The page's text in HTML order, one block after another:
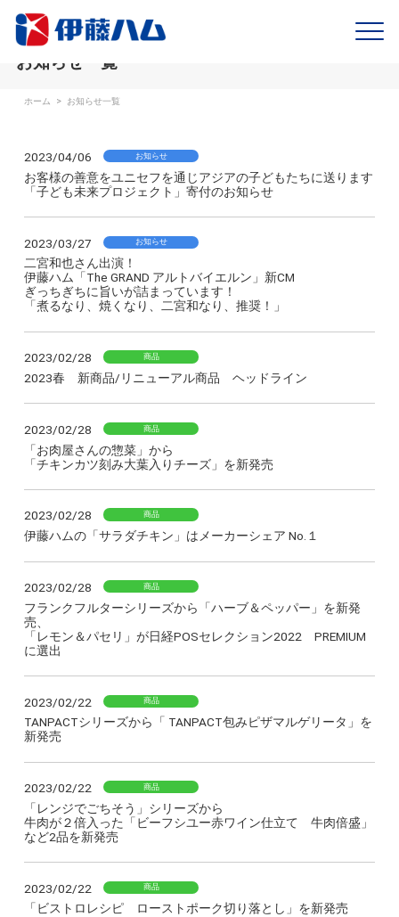
お知らせ一覧
ホーム > お知らせ一覧
2023/04/06 お知らせ
お客様の善意をユニセフを通じアジアの子どもたちに送ります
「子ども未来プロジェクト」寄付のお知らせ
2023/03/27 お知らせ
二宮和也さん出演！
伊藤ハム「The GRAND アルトバイエルン」新CM
ぎっちぎちに旨いが詰まっています！
「煮るなり、焼くなり、二宮和なり、推奨！」
2023/02/28 商品
2023春 新商品/リニューアル商品 ヘッドライン
2023/02/28 商品
「お肉屋さんの惣菜」から
「チキンカツ刻み大葉入りチーズ」を新発売
2023/02/28 商品
伊藤ハムの「サラダチキン」はメーカーシェア No.１
2023/02/28 商品
フランクフルターシリーズから「ハーブ＆ペッパー」を新発
売、
「レモン＆パセリ」が日経POSセレクション2022 PREMIUM
に選出
2023/02/22 商品
TANPACTシリーズから「 TANPACT包みピザマルゲリータ」を
新発売
2023/02/22 商品
「レンジでごちそう」シリーズから
牛肉が２倍入った「ビーフシユー赤ワイン仕立て 牛肉倍盛」
など2品を新発売
2023/02/22 商品
「ビストロレシピ ローストポーク切り落とし」を新発売